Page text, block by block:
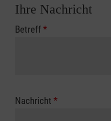
Ihre Nachricht
Betreff*
Nachricht *